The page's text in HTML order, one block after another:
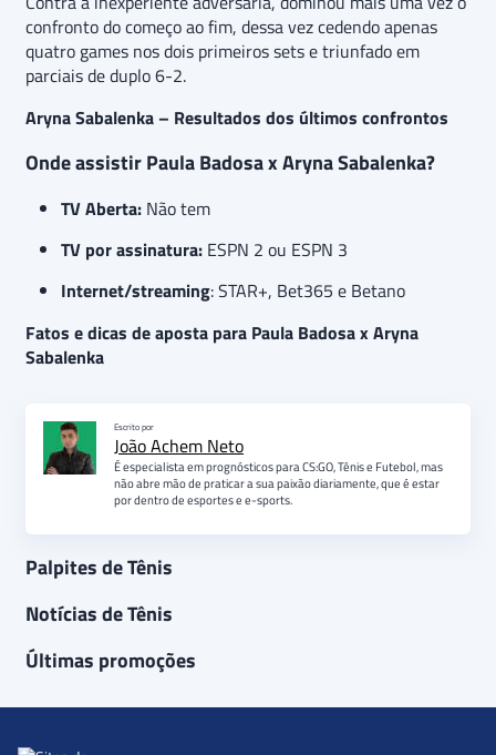
confronto do começo ao fim, dessa vez cedendo apenas
quatro games nos dois primeiros sets e triunfado em
parciais de duplo 6-2.
Aryna Sabalenka – Resultados dos últimos confrontos
Onde assistir Paula Badosa x Aryna Sabalenka?
TV Aberta: Não tem
TV por assinatura: ESPN 2 ou ESPN 3
Internet/streaming: STAR+, Bet365 e Betano
Fatos e dicas de aposta para Paula Badosa x Aryna
Sabalenka
Escrito por
João Achem Neto
É especialista em prognósticos para CS:GO, Tênis e Futebol, mas
não abre mão de praticar a sua paixão diariamente, que é estar
por dentro de esportes e e-sports.
Palpites de Tênis
Notícias de Tênis
Últimas promoções